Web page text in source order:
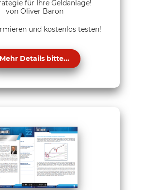
für Ihre Geldanlage!
von Oliver Baron
und kostenlos testen!
Mehr Details bitte...